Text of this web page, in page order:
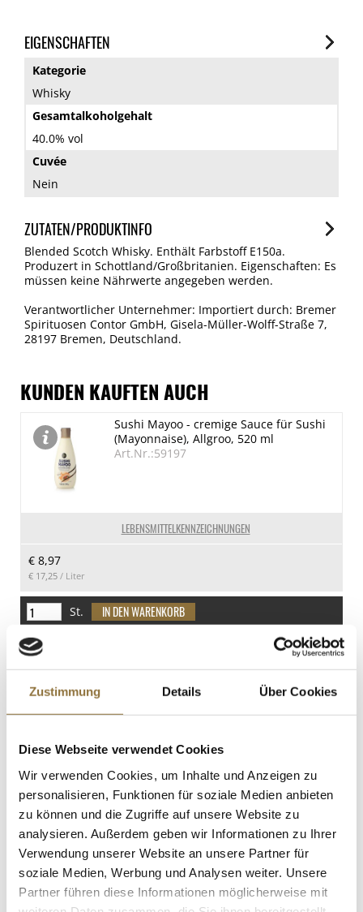
Zustimmung Details Über Cookies
Diese Webseite verwendet Cookies
Wir verwenden Cookies, um Inhalte und Anzeigen zu
personalisieren, Funktionen für soziale Medien anbieten
zu können und die Zugriffe auf unsere Website zu
analysieren. Außerdem geben wir Informationen zu Ihrer
Verwendung unserer Website an unsere Partner für
soziale Medien, Werbung und Analysen weiter. Unsere
Partner führen diese Informationen möglicherweise mit
EIGENSCHAFTEN
Kategorie
Whisky
Gesamtalkoholgehalt
40.0% vol
Cuvée
Nein
ZUTATEN/PRODUKTINFO
Blended Scotch Whisky. Enthält Farbstoff E150a.
Produzert in Schottland/Großbritanien. Eigenschaften: Es
müssen keine Nährwerte angegeben werden.
Verantwortlicher Unternehmer: Importiert durch: Bremer
Spirituosen Contor GmbH, Gisela-Müller-Wolff-Straße 7,
28197 Bremen, Deutschland.
KUNDEN KAUFTEN AUCH
LEBENSMITTELKENNZEICHNUNGEN
Sushi Mayoo - cremige Sauce für Sushi
(Mayonnaise), Allgroo, 520 ml
Art.Nr.:59197
€ 8,97
€ 17,25 / Liter
St.
Hendricks Gin, 44 % vol., 700 ml
Art.Nr.:28267
€ 47,00
€ 67,14
St.
Grana Padano DOP (g.U.), 1te Qualität,
16 Monate gereift, ca.320 g